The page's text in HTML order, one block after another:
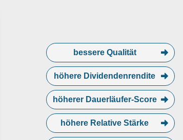
bessere Qualität
höhere Dividendenrendite
höherer Dauerläufer-Score
höhere Relative Stärke